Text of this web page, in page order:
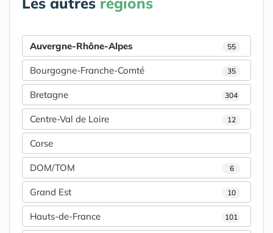
Auvergne-Rhône-Alpes 55
Bourgogne-Franche-Comté 35
Bretagne 304
Centre-Val de Loire 12
Corse
DOM/TOM 6
Grand Est 10
Hauts-de-France 101